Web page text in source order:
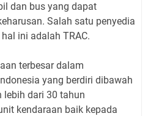
dan bus yang dapat
Salah satu penyedia
ini adalah TRAC.
terbesar dalam
yang berdiri dibawah
lebih dari 30 tahun
kendaraan baik kepada